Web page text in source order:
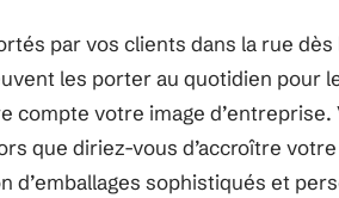
par vos clients dans la rue
les porter au quotidien pour
compte votre image
que diriez-vous d’accroître
d’emballages sophistiqués et